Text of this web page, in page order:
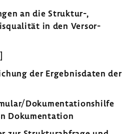
an die Struktur-​,
in den Versor­
der Ergeb­nis­daten der
Doku­men­ta­ti­ons­hilfe
Doku­men­ta­tion